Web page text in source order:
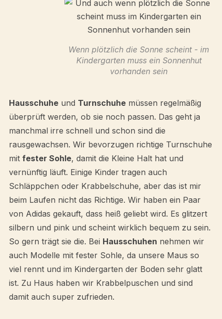
Wenn plötzlich die Sonne scheint - im
Kindergarten muss ein Sonnenhut
vorhanden sein
Hausschuheund Turnschuhemüssen regelmäßig
überprüft werden, ob sie noch passen. Das geht ja
manchmal irre schnell und schon sind die
rausgewachsen. Wir bevorzugen richtige Turnschuhe
mit fester Sohle, damit die Kleine Halt hat und
vernünftig läuft. Einige Kinder tragen auch
Schläppchen oder Krabbelschuhe, aber das ist mir
beim Laufen nicht das Richtige. Wir haben ein Paar
von Adidas gekauft, dass heiß geliebt wird. Es glitzert
silbern und pink und scheint wirklich bequem zu sein.
So gern trägt sie die. Bei Hausschuhen nehmen wir
auch Modelle mit fester Sohle, da unsere Maus so
viel rennt und im Kindergarten der Boden sehr glatt
ist. Zu Haus haben wir Krabbelpuschen und sind
damit auch super zufrieden.